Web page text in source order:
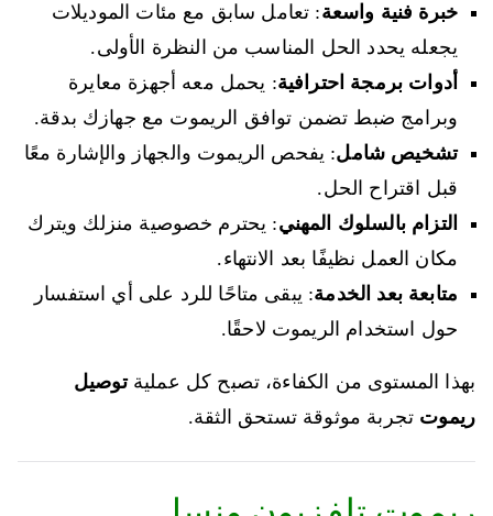
خبرة فنية واسعة: تعامل سابق مع مئات الموديلات
يجعله يحدد الحل المناسب من النظرة الأولى.
أدوات برمجة احترافية: يحمل معه أجهزة معايرة
وبرامج ضبط تضمن توافق الريموت مع جهازك بدقة.
تشخيص شامل: يفحص الريموت والجهاز والإشارة معًا
قبل اقتراح الحل.
التزام بالسلوك المهني: يحترم خصوصية منزلك ويترك
مكان العمل نظيفًا بعد الانتهاء.
متابعة بعد الخدمة: يبقى متاحًا للرد على أي استفسار
حول استخدام الريموت لاحقًا.
بهذا المستوى من الكفاءة، تصبح كل عمليةتوصيل
ريموت تجربة موثوقة تستحق الثقة.